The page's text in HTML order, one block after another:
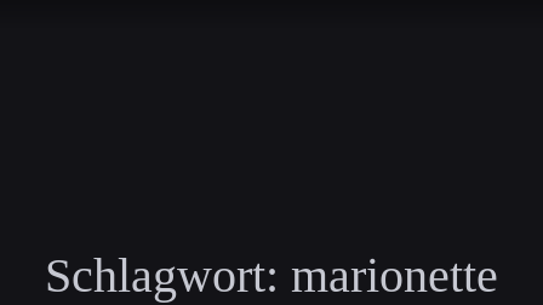
Schlagwort: marionette